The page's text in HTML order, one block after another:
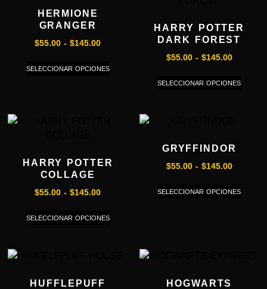
HERMIONE
GRANGER
$55.00 - $145.00
SELECCIONAR OPCIONES
HARRY POTTER
DARK FOREST
$55.00 - $145.00
SELECCIONAR OPCIONES
HARRY POTTER
COLLAGE
$55.00 - $145.00
SELECCIONAR OPCIONES
GRYFFINDOR
$55.00 - $145.00
SELECCIONAR OPCIONES
HUFFLEPUFF
HOGWARTS